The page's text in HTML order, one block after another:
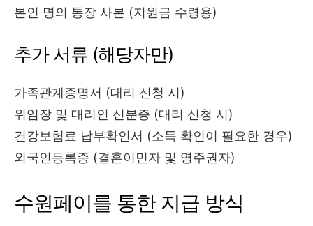
본인 명의 통장 사본 (지원금 수령용)
추가 서류 (해당자만)
가족관계증명서 (대리 신청 시)
위임장 및 대리인 신분증 (대리 신청 시)
건강보험료 납부확인서 (소득 확인이 필요한 경우)
외국인등록증 (결혼이민자 및 영주권자)
수원페이를 통한 지급 방식